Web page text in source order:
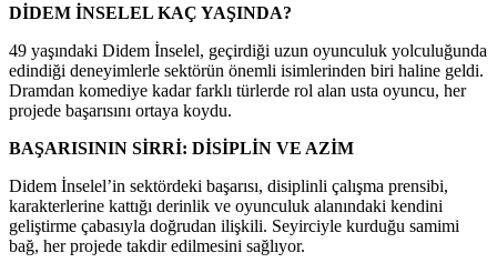
DİDEM İNSELEL KAÇ YAŞINDA?
49 yaşındaki Didem İnselel, geçirdiği uzun oyunculuk yolculuğunda
edindiği deneyimlerle sektörün önemli isimlerinden biri haline geldi.
Dramdan komediye kadar farklı türlerde rol alan usta oyuncu, her
projede başarısını ortaya koydu.
BAŞARISININ SİRRİ: DİSİPLİN VE AZİM
Didem İnselel’in sektördeki başarısı, disiplinli çalışma prensibi,
karakterlerine kattığı derinlik ve oyunculuk alanındaki kendini
geliştirme çabasıyla doğrudan ilişkili. Seyirciyle kurduğu samimi
bağ, her projede takdir edilmesini sağlıyor.